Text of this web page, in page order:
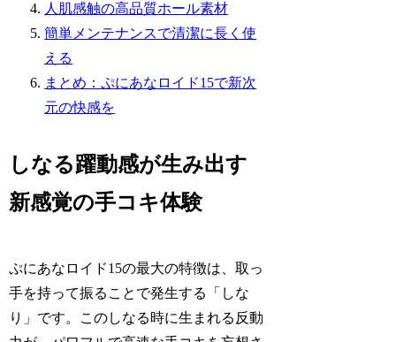
人肌感触の高品質ホール素材
簡単メンテナンスで清潔に長く使
える
まとめ：ぷにあなロイド15で新次
元の快感を
しなる躍動感が生み出す
新感覚の手コキ体験
ぷにあなロイド15の最大の特徴は、取っ
手を持って振ることで発生する「しな
り」です。このしなる時に生まれる反動